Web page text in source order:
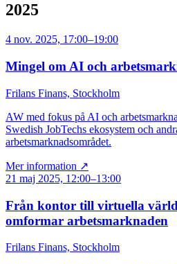
2025
4 nov. 2025, 17:00–19:00
Mingel om AI och
Frilans Finans, Stockholm
AW med fokus på AI och
Swedish JobTechs ekosystem och
arbetsmarknadsområdet.
Mer information ↗
21 maj 2025, 12:00–13:00
Från kontor till virtuella
omformar arbetsmarknaden
Frilans Finans, Stockholm